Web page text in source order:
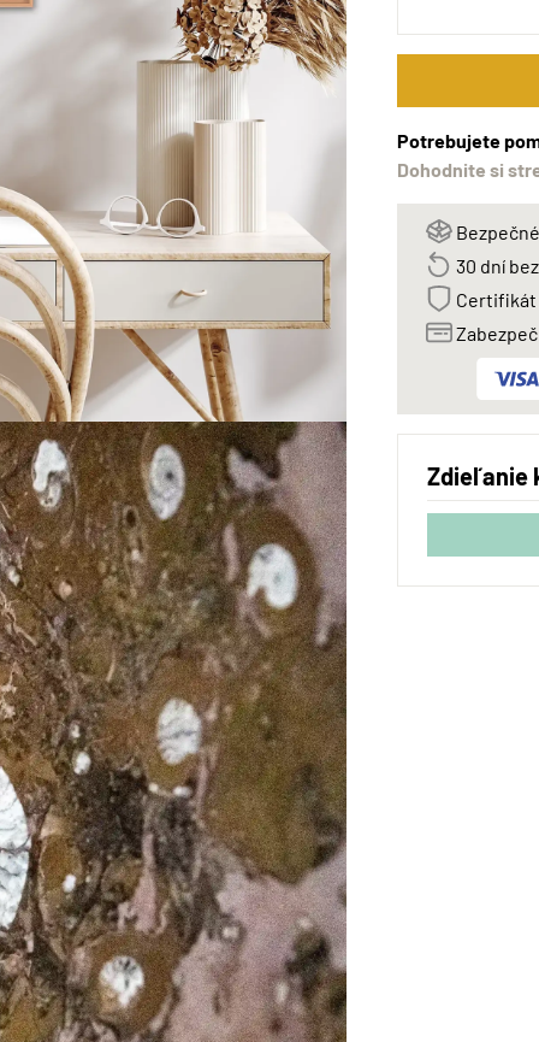
Potrebujete
Dohodnite si
30 dní
Certifikát
Zdieľanie